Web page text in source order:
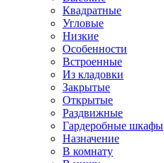
Квадратные
Угловые
Низкие
Особенности
Встроенные
Из кладовки
Закрытые
Открытые
Раздвижные
Гардеробные шкафы
Назначение
В комнату